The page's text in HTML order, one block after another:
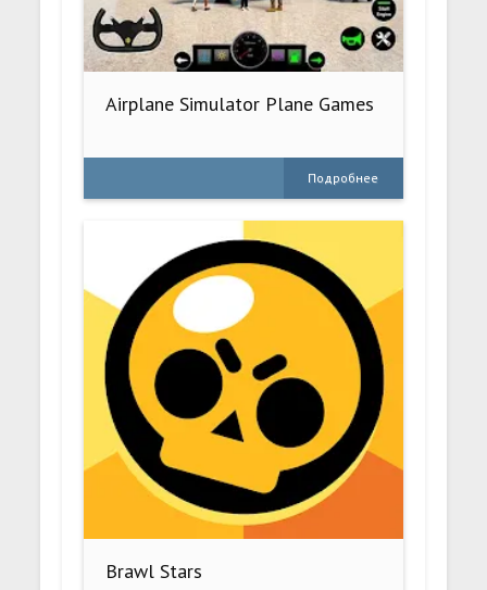
Airplane Simulator Plane Games
Подробнее
Brawl Stars